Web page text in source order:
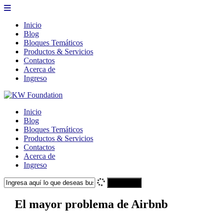
Inicio
Blog
Bloques Temáticos
Productos & Servicios
Contactos
Acerca de
Ingreso
Inicio
Blog
Bloques Temáticos
Productos & Servicios
Contactos
Acerca de
Ingreso
El mayor problema de Airbnb